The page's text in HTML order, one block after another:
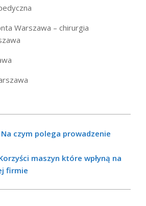
Warszawa – chirurgia
Na czym polega prowadzenie
maszyn które wpłyną na
firmie